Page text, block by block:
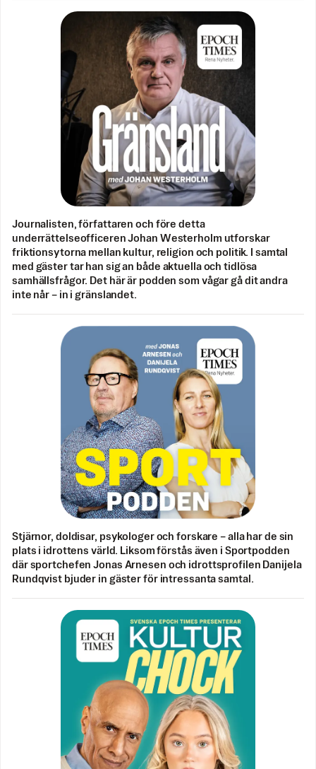
Journalisten, författaren och före detta
underrättelseofficeren Johan Westerholm utforskar
friktionsytorna mellan kultur, religion och politik. I samtal
med gäster tar han sig an både aktuella och tidlösa
samhällsfrågor. Det här är podden som vågar gå dit andra
inte når – in i gränslandet.
Stjärnor, doldisar, psykologer och forskare – alla har de sin
plats i idrottens värld. Liksom förstås även i Sportpodden
där sportchefen Jonas Arnesen och idrottsprofilen Danijela
Rundqvist bjuder in gäster för intressanta samtal.